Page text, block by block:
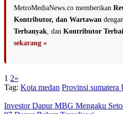
MetroMediaNews.co memberikan
Kontributor, dan Wartawan
Terbanyak , dan Kontributor
sekarang »
1 2»
Tag: Kota medan Provinsi sumatera
Investor Dapur MBG Mengaku